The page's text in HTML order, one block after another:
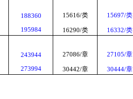
188360
195984
15616/类
16290/类
15697/类
16332/类
243944
273994
27086/章
30442/章
27105/章
30444/章